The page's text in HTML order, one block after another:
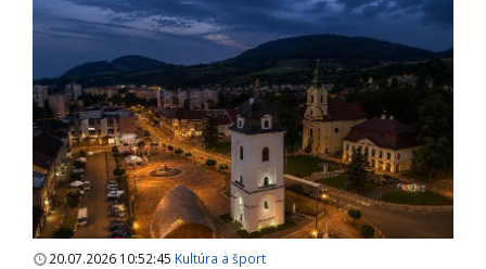
20.07.2026 10:52:45 Kultúra a šport